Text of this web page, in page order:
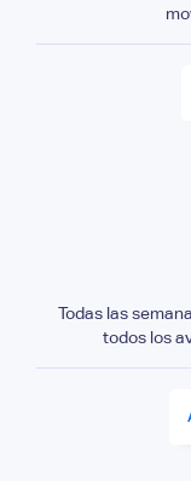
Todas las
todos los